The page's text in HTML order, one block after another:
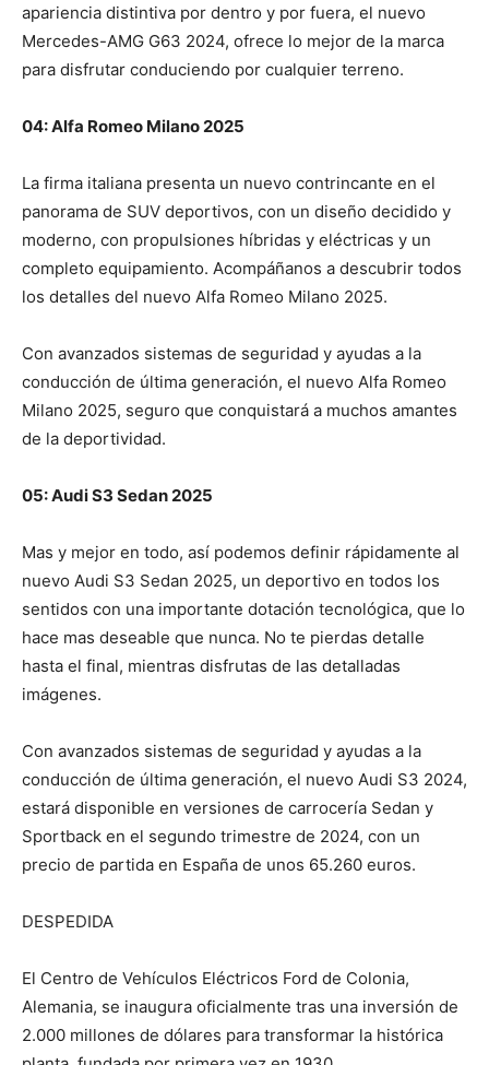
apariencia distintiva por dentro y por fuera, el nuevo
Mercedes-AMG G63 2024, ofrece lo mejor de la marca
para disfrutar conduciendo por cualquier terreno.
04: Alfa Romeo Milano 2025
La firma italiana presenta un nuevo contrincante en el
panorama de SUV deportivos, con un diseño decidido y
moderno, con propulsiones híbridas y eléctricas y un
completo equipamiento. Acompáñanos a descubrir todos
los detalles del nuevo Alfa Romeo Milano 2025.
Con avanzados sistemas de seguridad y ayudas a la
conducción de última generación, el nuevo Alfa Romeo
Milano 2025, seguro que conquistará a muchos amantes
de la deportividad.
05: Audi S3 Sedan 2025
Mas y mejor en todo, así podemos definir rápidamente al
nuevo Audi S3 Sedan 2025, un deportivo en todos los
sentidos con una importante dotación tecnológica, que lo
hace mas deseable que nunca. No te pierdas detalle
hasta el final, mientras disfrutas de las detalladas
imágenes.
Con avanzados sistemas de seguridad y ayudas a la
conducción de última generación, el nuevo Audi S3 2024,
estará disponible en versiones de carrocería Sedan y
Sportback en el segundo trimestre de 2024, con un
precio de partida en España de unos 65.260 euros.
DESPEDIDA
El Centro de Vehículos Eléctricos Ford de Colonia,
Alemania, se inaugura oficialmente tras una inversión de
2.000 millones de dólares para transformar la histórica